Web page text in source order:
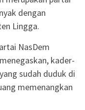
dengan
Lingga.
NasDem
kader-
sudah duduk di
memenangkan